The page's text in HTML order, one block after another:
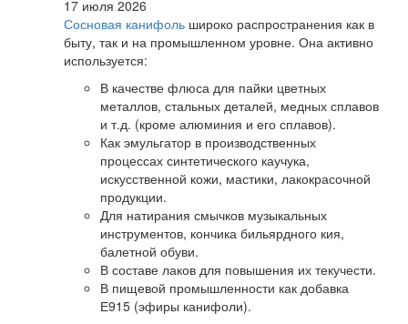
17 июля 2026
Сосновая канифоль широко распространения как в
быту, так и на промышленном уровне. Она активно
используется:
В качестве флюса для пайки цветных
металлов, стальных деталей, медных сплавов
и т.д. (кроме алюминия и его сплавов).
Как эмульгатор в производственных
процессах синтетического каучука,
искусственной кожи, мастики, лакокрасочной
продукции.
Для натирания смычков музыкальных
инструментов, кончика бильярдного кия,
балетной обуви.
В составе лаков для повышения их текучести.
В пищевой промышленности как добавка
Е915 (эфиры канифоли).